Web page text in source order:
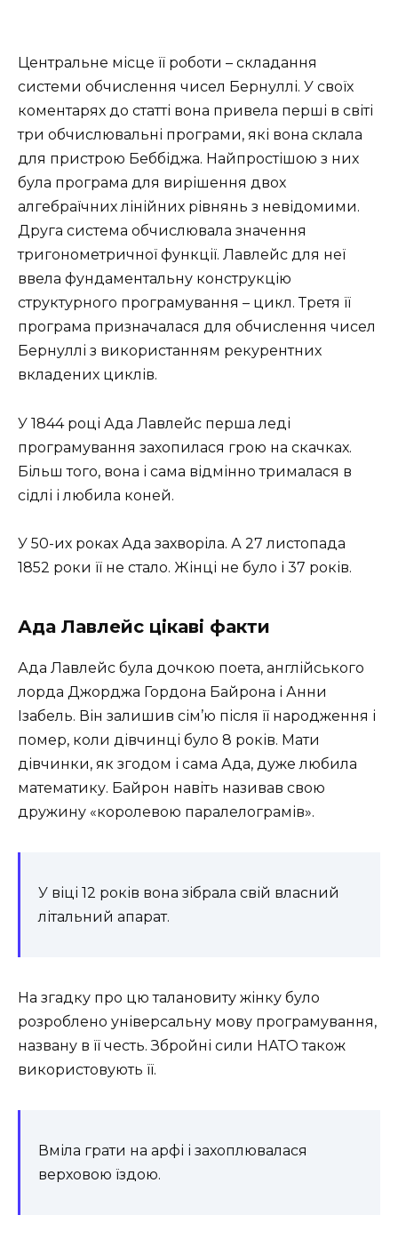
Центральне місце її роботи – складання
системи обчислення чисел Бернуллі. У своїх
коментарях до статті вона привела перші в світі
три обчислювальні програми, які вона склала
для пристрою Беббіджа. Найпростішою з них
була програма для вирішення двох
алгебраїчних лінійних рівнянь з невідомими.
Друга система обчислювала значення
тригонометричної функції. Лавлейс для неї
ввела фундаментальну конструкцію
структурного програмування – цикл. Третя її
програма призначалася для обчислення чисел
Бернуллі з використанням рекурентних
вкладених циклів.
У 1844 році Ада Лавлейс перша леді
програмування захопилася грою на скачках.
Більш того, вона і сама відмінно трималася в
сідлі і любила коней.
У 50-их роках Ада захворіла. А 27 листопада
1852 роки її не стало. Жінці не було і 37 років.
Ада Лавлейс цікаві факти
Ада Лавлейс була дочкою поета, англійського
лорда Джорджа Гордона Байрона і Анни
Ізабель. Він залишив сім’ю після її народження і
помер, коли дівчинці було 8 років. Мати
дівчинки, як згодом і сама Ада, дуже любила
математику. Байрон навіть називав свою
дружину «королевою паралелограмів».
У віці 12 років вона зібрала свій власний
літальний апарат.
На згадку про цю талановиту жінку було
розроблено універсальну мову програмування,
названу в її честь. Збройні сили НАТО також
використовують її.
Вміла грати на арфі і захоплювалася
верховою їздою.